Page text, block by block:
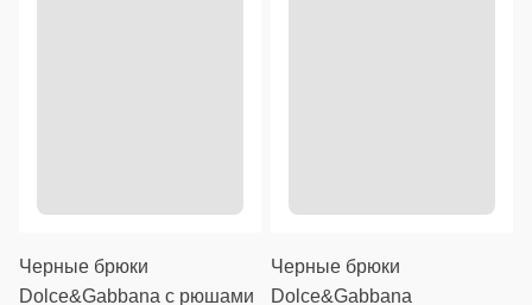
Черные брюки
Dolce&Gabbana с рюшами
Черные брюки
Dolce&Gabbana